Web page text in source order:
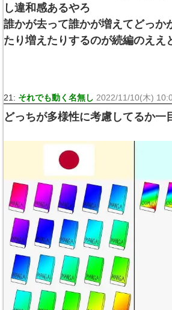
し違和感あるやろ
誰かが去って誰かが増えてどっか
たり増えたりするのが続編のええ
21: それでも動く名無し 2022/11/10(木)
どっちが多様性に考慮してるか一